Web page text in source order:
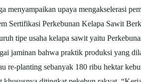
upaya mengakselerasi
Sertifikasi Perkebunan Kelapa Sawit
tipe usaha kelapa sawit yaitu
jaminan bahwa praktik produksi yang
re-planting sebanyak 180 ribu hektar